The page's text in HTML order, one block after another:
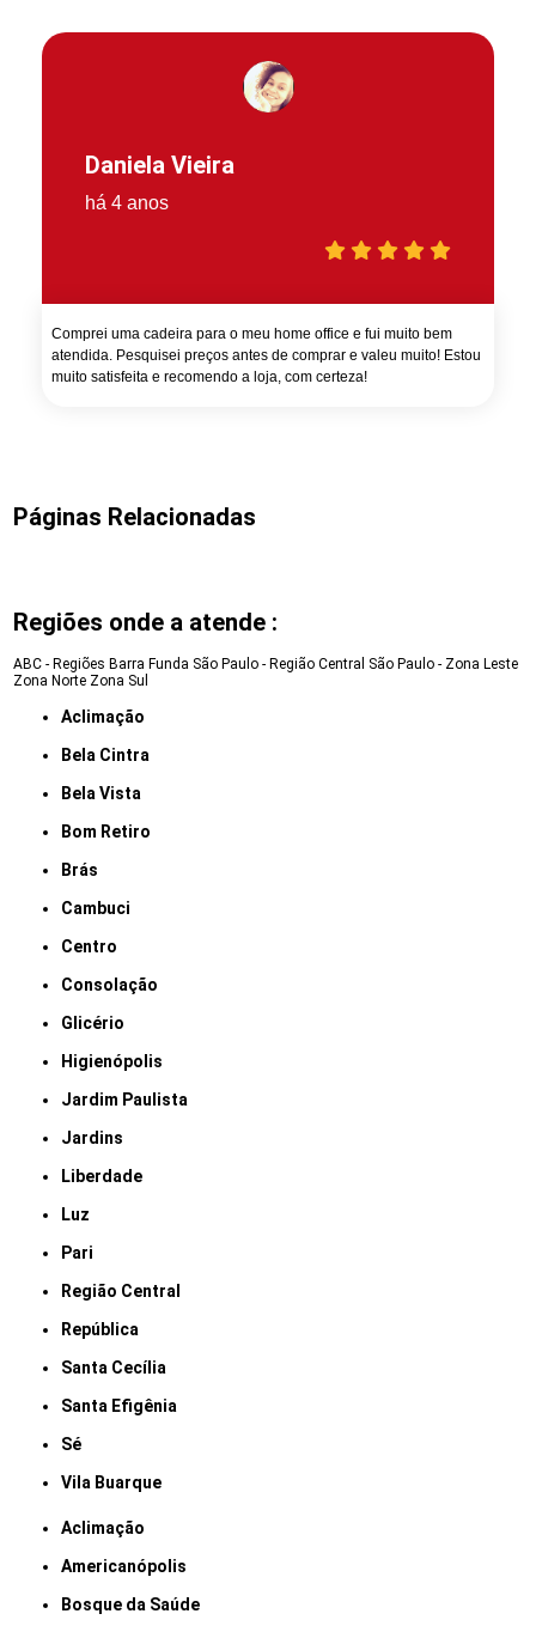
Daniela Vieira
há 4 anos
Comprei uma cadeira para o meu home office e fui muito bem
atendida. Pesquisei preços antes de comprar e valeu muito! Estou
muito satisfeita e recomendo a loja, com certeza!
Páginas Relacionadas
Regiões onde a atende :
ABC - Regiões Barra Funda São Paulo - Região Central São Paulo - Zona Leste
Zona Norte Zona Sul
Aclimação
Bela Cintra
Bela Vista
Bom Retiro
Brás
Cambuci
Centro
Consolação
Glicério
Higienópolis
Jardim Paulista
Jardins
Liberdade
Luz
Pari
Região Central
República
Santa Cecília
Santa Efigênia
Sé
Vila Buarque
Aclimação
Americanópolis
Bosque da Saúde